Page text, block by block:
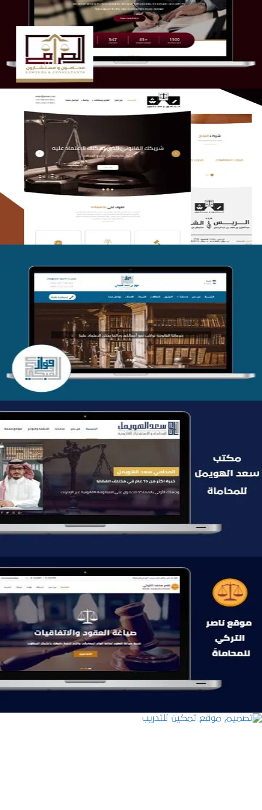
التفاصيل
الريس والشعلان للمحاماة
التفاصيل
موقع فواز المبكي للمحاماة
التفاصيل
موقع سعد الهويمل للمحاماة
التفاصيل
موقع ناصر التركي للمحاماة
التفاصيل